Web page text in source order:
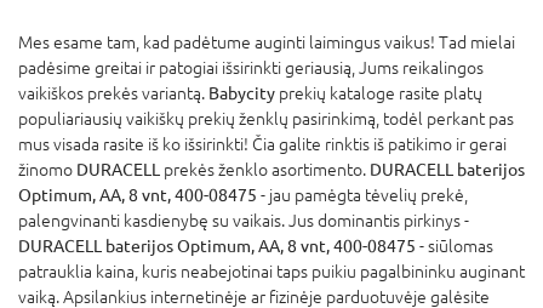
Mes esame tam, kad padėtume auginti laimingus vaikus! Tad mielai
padėsime greitai ir patogiai išsirinkti geriausią, Jums reikalingos
vaikiškos prekės variantą. Babycity prekių kataloge rasite platų
populiariausių vaikiškų prekių ženklų pasirinkimą, todėl perkant pas
mus visada rasite iš ko išsirinkti! Čia galite rinktis iš patikimo ir gerai
žinomo DURACELL prekės ženklo asortimento. DURACELL baterijos
Optimum, AA, 8 vnt, 400-08475 - jau pamėgta tėvelių prekė,
palengvinanti kasdienybę su vaikais. Jus dominantis pirkinys -
DURACELL baterijos Optimum, AA, 8 vnt, 400-08475 - siūlomas
patrauklia kaina, kuris neabejotinai taps puikiu pagalbininku auginant
vaiką. Apsilankius internetinėje ar fizinėje parduotuvėje galėsite